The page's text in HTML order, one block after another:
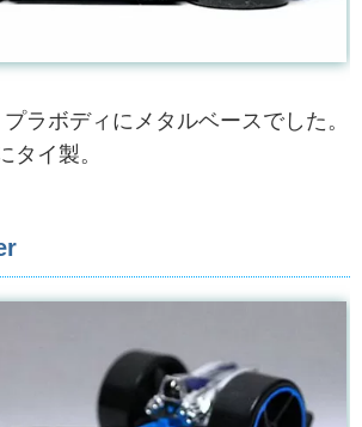
ラボディにメタルベースでした。
タイ製。